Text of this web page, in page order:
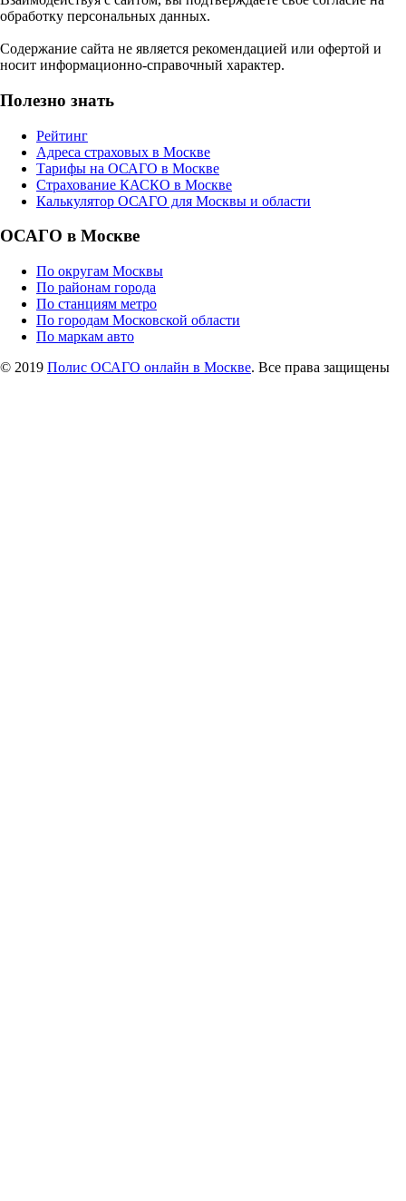
обработку персональных данных.
Содержание сайта не является рекомендацией или офертой и
носит информационно-справочный характер.
Полезно знать
Рейтинг
Адреса страховых в Москве
Тарифы на ОСАГО в Москве
Страхование КАСКО в Москве
Калькулятор ОСАГО для Москвы и области
ОСАГО в Москве
По округам Москвы
По районам города
По станциям метро
По городам Московской области
По маркам авто
© 2019 Полис ОСАГО онлайн в Москве. Все права защищены